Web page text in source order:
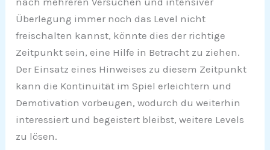
Überlegung immer noch das Level nicht
freischalten kannst, könnte dies der richtige
Zeitpunkt sein, eine Hilfe in Betracht zu ziehen.
Der Einsatz eines Hinweises zu diesem Zeitpunkt
kann die Kontinuität im Spiel erleichtern und
Demotivation vorbeugen, wodurch du weiterhin
interessiert und begeistert bleibst, weitere Levels
zu lösen.